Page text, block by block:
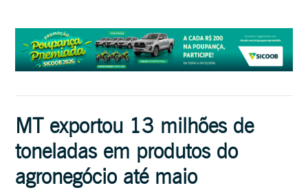
MT exportou 13 milhões de
toneladas em produtos do
agronegócio até maio